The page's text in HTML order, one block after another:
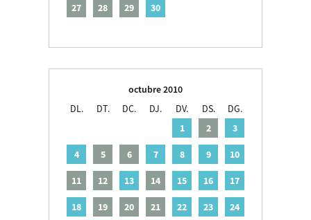
27 28 29 30
octubre 2010
DL.
DT. DC. DJ. DV. DS.
DG.
1
2 3
4 5 6 7 8 9 10
11 12 13 14 15 16 17
18 19 20 21 22 23 24